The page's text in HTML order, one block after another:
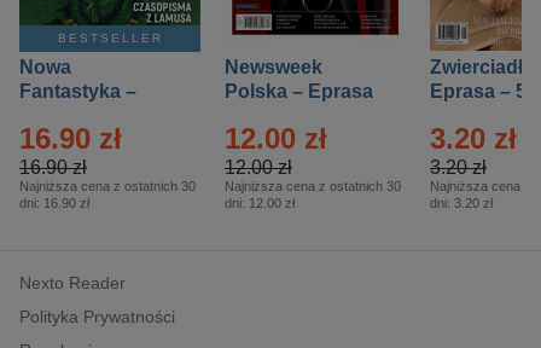
BESTSELLER
Nowa
Fantastyka –
16.90 zł
16.90 zł
Najniższa cena z ostatnich 30
dni: 16.90 zł
Newsweek
Polska – Eprasa
12.00 zł
12.00 zł
Najniższa cena z ostatnich 30
dni: 12.00 zł
Zwierciadło
Eprasa – 5/
3.20 zł
3.20 zł
Najniższa cena z
dni: 3.20 zł
Nexto Reader
Polityka Prywatności